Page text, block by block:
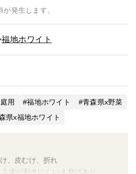
発生します。
福地ホワイト
用 福地ホワイト
青森県x野菜
県x福地ホワイト
、皮むけ、折れ
皮が剥ぎにくい 4.焦げあり